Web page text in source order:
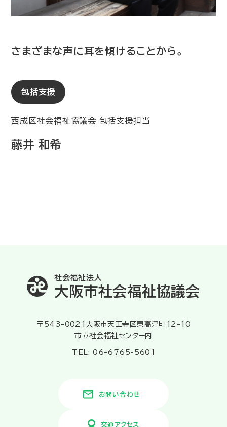
さまざまな声に耳を傾けることから。
包括支援
西成区社会福祉協議会 包括支援担当
藤井 和希
社会福祉法人
大阪市社会福祉協議会
〒543-0021大阪市天王寺区東高津町12-10
市立社会福祉センター内
TEL: 06-6765-5601
お問い合わせ
交通アクセス